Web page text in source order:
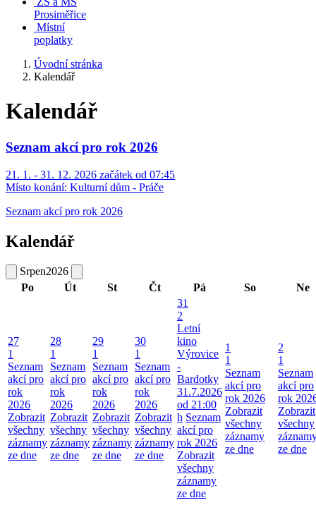
Prosiměřice
Místní
poplatky
Úvodní stránka
Kalendář
Kalendář
Seznam akcí pro rok 2026
21. 1. - 31. 12. 2026 začátek od 07:45
Místo konání: Kulturní dům - Práče
Seznam akcí pro rok 2026
Kalendář
Srpen2026
Po
Út St Čt Pá So Ne
27
1
Seznam
akcí pro
rok
2026
Zobrazit
všechny
záznamy
ze dne
28
1
Seznam
akcí pro
rok
2026
Zobrazit
všechny
záznamy
ze dne
29
1
Seznam
akcí pro
rok
2026
Zobrazit
všechny
záznamy
ze dne
30
1
Seznam
akcí pro
rok
2026
Zobrazit
všechny
záznamy
ze dne
31
2
Letní
kino
Výrovice
-
Bardotky
31.7.2026
od 21:00
h Seznam
akcí pro
rok 2026
Zobrazit
všechny
záznamy
ze dne
1
1
Seznam
akcí pro
rok 2026
Zobrazit
všechny
záznamy
ze dne
2
1
Seznam
akcí pro
rok
Zobrazit
všechny
ze dne